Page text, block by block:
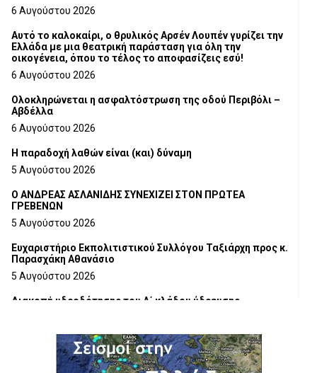
6 Αυγούστου 2026
Αυτό το καλοκαίρι, ο θρυλικός Αρσέν Λουπέν γυρίζει την
Ελλάδα με μια θεατρική παράσταση για όλη την
οικογένεια, όπου το τέλος το αποφασίζεις εσύ!
6 Αυγούστου 2026
Ολοκληρώνεται η ασφαλτόστρωση της οδού Περιβόλι –
Αβδέλλα
6 Αυγούστου 2026
H παραδοχή λαθών είναι (και) δύναμη
5 Αυγούστου 2026
Ο ΑΝΔΡΕΑΣ ΑΣΛΑΝΙΔΗΣ ΣΥΝΕΧΙΖΕΙ ΣΤΟΝ ΠΡΩΤΕΑ
ΓΡΕΒΕΝΩΝ
5 Αυγούστου 2026
Ευχαριστήριο Εκπολιτιστικού Συλλόγου Ταξιάρχη προς κ.
Παρασχάκη Αθανάσιο
5 Αυγούστου 2026
Διακοπή υδροδότησης του Α΄ κλάδου ύδρευσης
Η Marseaux στα Γρεβενά για μια μοναδική συναυλία
5 Αυγούστου 2026